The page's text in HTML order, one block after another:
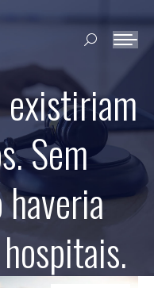
Search:
existiriam
Sem